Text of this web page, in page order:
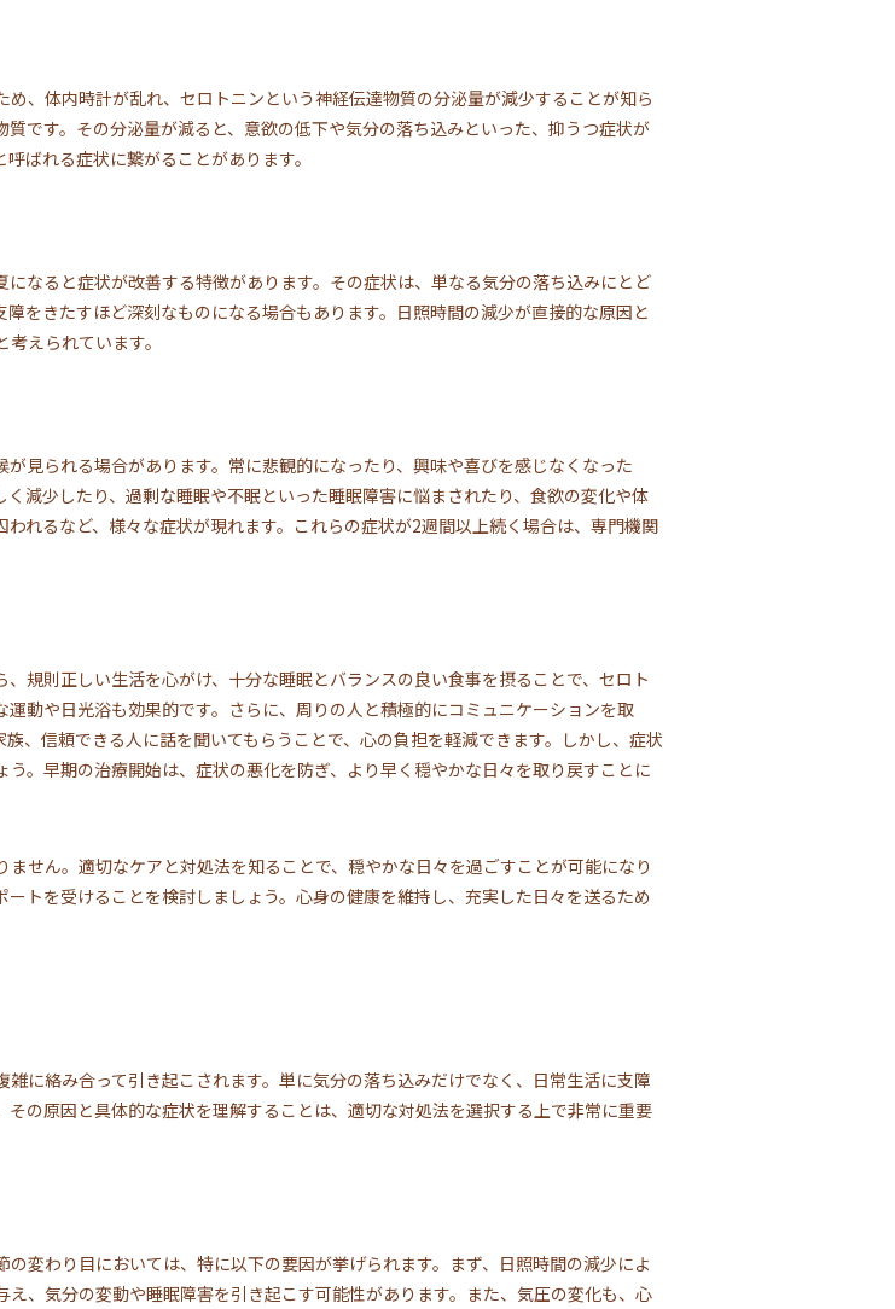
、体内時計が乱れ、セロトニンという神経伝達物質の分泌量が減少することが知ら
です。その分泌量が減ると、意欲の低下や気分の落ち込みといった、抑うつ症状が
ばれる症状に繋がることがあります。
なると症状が改善する特徴があります。その症状は、単なる気分の落ち込みにとど
をきたすほど深刻なものになる場合もあります。日照時間の減少が直接的な原因と
えられています。
見られる場合があります。常に悲観的になったり、興味や喜びを感じなくなった
減少したり、過剰な睡眠や不眠といった睡眠障害に悩まされたり、食欲の変化や体
れるなど、様々な症状が現れます。これらの症状が2週間以上続く場合は、専門機関
規則正しい生活を心がけ、十分な睡眠とバランスの良い食事を摂ることで、セロト
動や日光浴も効果的です。さらに、周りの人と積極的にコミュニケーションを取
、信頼できる人に話を聞いてもらうことで、心の負担を軽減できます。しかし、症状
。早期の治療開始は、症状の悪化を防ぎ、より早く穏やかな日々を取り戻すことに
せん。適切なケアと対処法を知ることで、穏やかな日々を過ごすことが可能になり
トを受けることを検討しましょう。心身の健康を維持し、充実した日々を送るため
に絡み合って引き起こされます。単に気分の落ち込みだけでなく、日常生活に支障
の原因と具体的な症状を理解することは、適切な対処法を選択する上で非常に重要
変わり目においては、特に以下の要因が挙げられます。まず、日照時間の減少によ
、気分の変動や睡眠障害を引き起こす可能性があります。また、気圧の変化も、心